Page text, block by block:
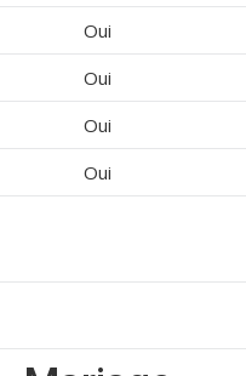
Oui
Oui
Oui
Oui